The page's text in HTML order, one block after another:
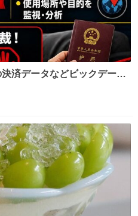
済データなどビックデータ
じめ、多額の資金決済など
たらしい。そして、パスポ